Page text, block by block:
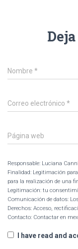
Nombre *
Correo electrónico *
Página web
Responsable: Luciana
Finalidad: Legitimación
para la realización de una
Legitimación: tu
Comunicación de datos:
Derechos: Acceso,
Contacto: Contactar en
I have read and